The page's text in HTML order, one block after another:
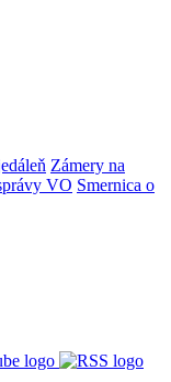
Zámery na
VO Smernica o